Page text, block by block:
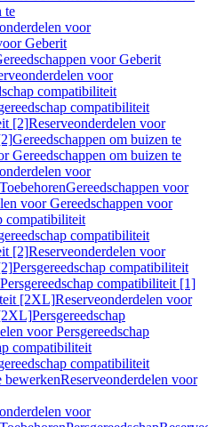
te
voor
Geberit
voor Geberit
voor
compatibiliteit
compatibiliteit
[2]Reserveonderdelen voor
Gereedschappen om buizen te
Gereedschappen om buizen te
voor
ToebehorenGereedschappen voor
voor Gereedschappen voor
compatibiliteit
compatibiliteit
[2]Reserveonderdelen voor
Persgereedschap compatibiliteit
compatibiliteit [1]
[2XL]Reserveonderdelen voor
Persgereedschap
voor Persgereedschap
compatibiliteit
compatibiliteit
bewerkenReserveonderdelen voor
voor